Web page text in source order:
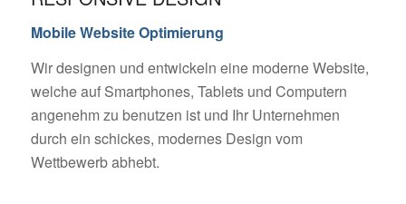
Mobile Website Optimierung
Wir designen und entwickeln eine moderne Website,
welche auf Smartphones, Tablets und Computern
angenehm zu benutzen ist und Ihr Unternehmen
durch ein schickes, modernes Design vom
Wettbewerb abhebt.